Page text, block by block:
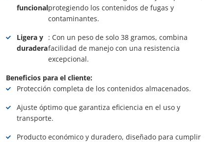
funcionalprotegiendo los contenidos de fugas y
contaminantes.
Ligera y
duradera
: Con un peso de solo 38 gramos, combina
facilidad de manejo con una resistencia
excepcional.
Beneficios para el cliente:
Protección completa de los contenidos almacenados.
Ajuste óptimo que garantiza eficiencia en el uso y
transporte.
Producto económico y duradero, diseñado para cumplir